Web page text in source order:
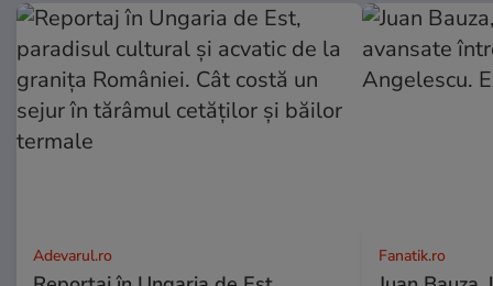
Adevarul.ro Fanatik.ro